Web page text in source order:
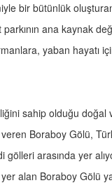
bir bütünlük
ana kaynak
yaban hayatı
sahip olduğu
Boraboy Gölü,
arasında yer
alan Boraboy Gölü